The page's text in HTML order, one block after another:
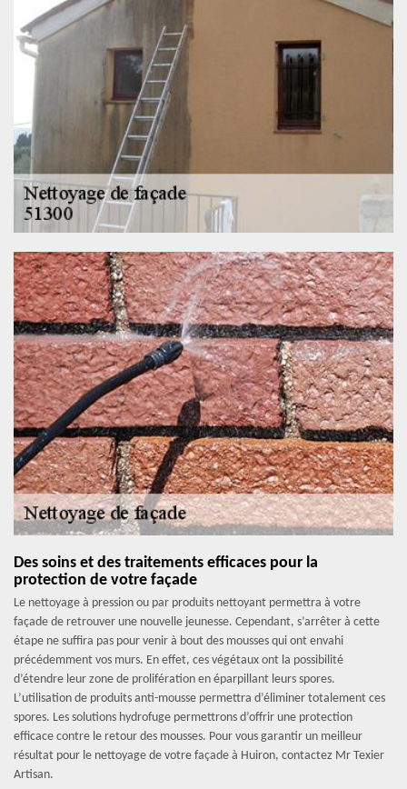
Des soins et des traitements efficaces pour la
protection de votre façade
Le nettoyage à pression ou par produits nettoyant permettra à votre
façade de retrouver une nouvelle jeunesse. Cependant, s’arrêter à cette
étape ne suffira pas pour venir à bout des mousses qui ont envahi
précédemment vos murs. En effet, ces végétaux ont la possibilité
d’étendre leur zone de prolifération en éparpillant leurs spores.
L’utilisation de produits anti-mousse permettra d’éliminer totalement ces
spores. Les solutions hydrofuge permettrons d’offrir une protection
efficace contre le retour des mousses. Pour vous garantir un meilleur
résultat pour le nettoyage de votre façade à Huiron, contactez Mr Texier
Artisan.